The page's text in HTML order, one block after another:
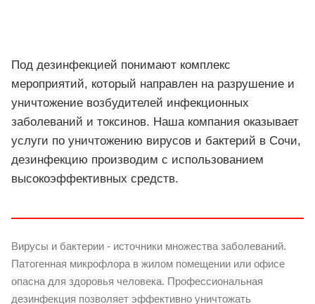
Под дезинфекцией понимают комплекс
мероприятий, который направлен на разрушение и
уничтожение возбудителей инфекционных
заболеваний и токсинов. Наша компания оказывает
услуги по уничтожению вирусов и бактерий в Сочи,
дезинфекцию производим с использованием
высокоэффективных средств.
Вирусы и бактерии - источники множества заболеваний.
Патогенная микрофлора в жилом помещении или офисе
опасна для здоровья человека. Профессиональная
дезинфекция позволяет эффективно уничтожать